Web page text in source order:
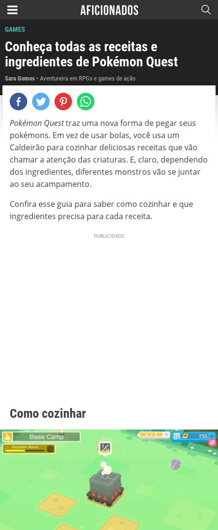
GAMES
Conheça todas as receitas e
ingredientes de Pokémon Quest
Sara Gomes Aventureira em RPGs e games de ação
Pokémon Questtraz uma nova forma de pegar seus
pokémons. Em vez de usar bolas, você usa um
Caldeirão para cozinhar deliciosas receitas que vão
chamar a atenção das criaturas. E, claro, dependendo
dos ingredientes, diferentes monstros vão se juntar
ao seu acampamento.
Confira esse guia para saber como cozinhar e que
ingredientes precisa para cada receita.
Como cozinhar